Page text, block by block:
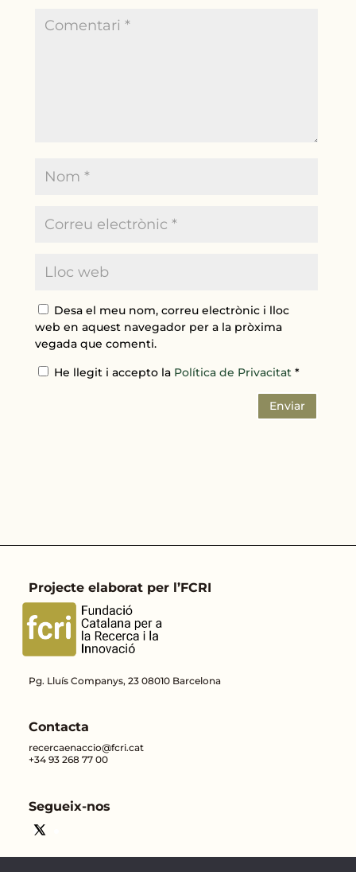
Desa el meu nom, correu electrònic i lloc
web en aquest navegador per a la pròxima
vegada que comenti.
He llegit i accepto la Política de Privacitat*
Enviar
Projecte elaborat per l’FCRI
Pg. Lluís Companys, 23 08010 Barcelona
Contacta
recercaenaccio@fcri.cat
+34 93 268 77 00
Segueix-nos